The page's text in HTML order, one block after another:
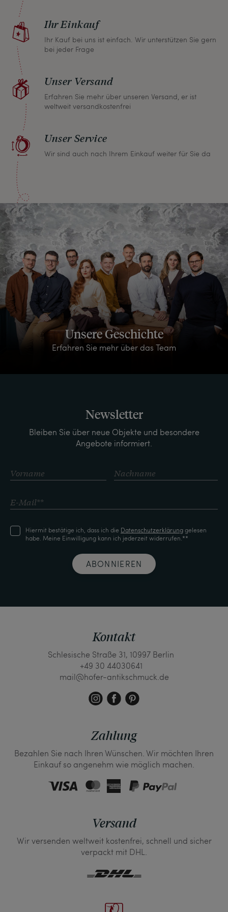
zurückgeben und wir erstatten Ihnen den vollen
Kaufpreis.Ihr Einkauf
Ihr Kauf bei uns ist einfach. Wir unterstützen Sie gern
bei jeder Frage
Unser Versand
Erfahren Sie mehr über unseren Versand, er ist
weltweit versandkostenfrei
Unser Service
Wir sind auch nach Ihrem Einkauf weiter für Sie da
Unsere Geschichte
Erfahren Sie mehr über das Team
Newsletter
Bleiben Sie über neue Objekte und besondere
Angebote informiert.
Hiermit bestätige ich, dass ich die Daten­schutz­erklärunggelesen
habe. Meine Einwilligung kann ich jederzeit widerrufen.**
ABONNIEREN
Kontakt
Schlesische Straße 31, 10997 Berlin
+49 30 44030641
mail@hofer-antikschmuck.de
Zahlung
Bezahlen Sie nach Ihren Wünschen. Wir möchten Ihren
Einkauf so angenehm wie möglich machen.
Versand
Wir versenden weltweit kostenfrei, schnell und sicher
verpackt mit DHL.